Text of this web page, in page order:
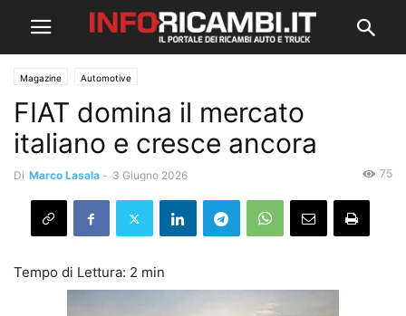
Magazine Automotive
FIAT domina il mercato
italiano e cresce ancora
Di Marco Lasala - 3 Giugno 2026 75